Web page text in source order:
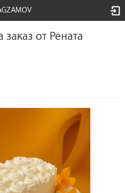
от Рената